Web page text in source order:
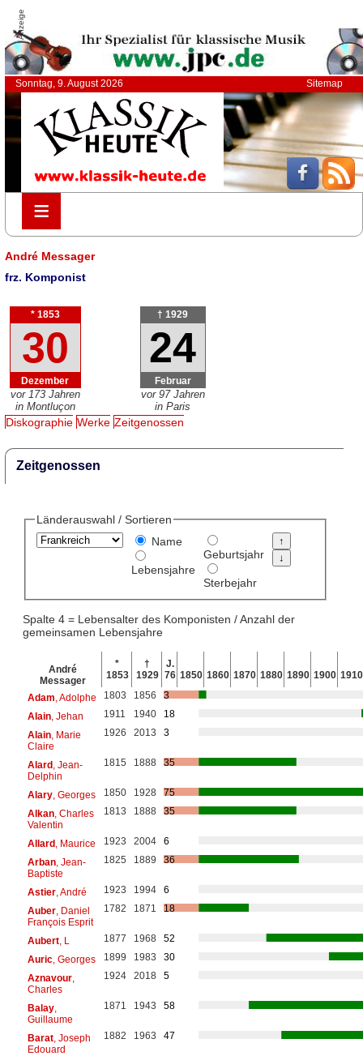
Anzeige
Sonntag, 9. August 2026 Sitemap
≡
≡
André Messager
frz. Komponist
* 1853
30
Dezember
vor 173 Jahren
in Montluçon
† 1929
24
Februar
vor 97 Jahren
in Paris
Diskographie Werke Zeitgenossen
Zeitgenossen
Länderauswahl / Sortieren
Name
Lebensjahre
Geburtsjahr
Sterbejahr
Spalte 4 = Lebensalter des Komponisten / Anzahl der
gemeinsamen Lebensjahre
André
Messager
*
1853
†
1929
J.
76 1850 1860 1870 1880 1890 1900 1910
Adam , Adolphe 1803 1856
3
Alain, Jehan 1911 1940
18
Alain, Marie
Claire
1926 2013 3
Alard, Jean-
Delphin
1815 1888 35
Alary, Georges 1850 1928
75
Alkan, Charles
Valentin
1813 1888 35
Allard, Maurice 1923 2004
6
Arban, Jean-
Baptiste
1825 1889 36
Astier, André 1923 1994
6
Auber, Daniel
François Esprit
1782 1871 18
Aubert, L 1877 1968
52
Auric, Georges 1899 1983
30
Aznavour,
Charles
1924 2018 5
Balay,
Guillaume
1871 1943 58
Barat, Joseph
Edouard
1882 1963 47